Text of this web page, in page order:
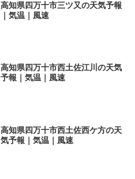
高知県四万十市三ツ又の天気予報
｜気温｜風速
高知県四万十市西土佐江川の天気
予報｜気温｜風速
高知県四万十市西土佐西ケ方の天
気予報｜気温｜風速